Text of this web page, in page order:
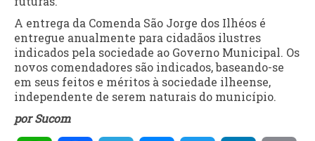
A entrega da Comenda São Jorge dos Ilhéos é
entregue anualmente para cidadãos ilustres
indicados pela sociedade ao Governo Municipal. Os
novos comendadores são indicados, baseando-se
em seus feitos e méritos à sociedade ilheense,
independente de serem naturais do município.
por Sucom